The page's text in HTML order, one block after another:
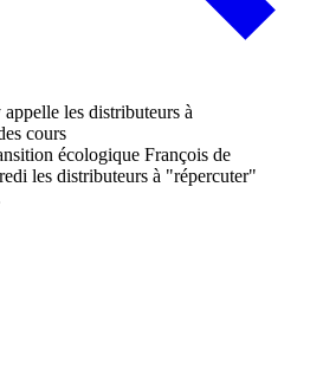
écologique François de
les distributeurs à "répercuter"